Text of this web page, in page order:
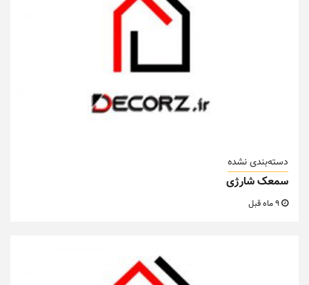
دسته‌بندی نشده
سمعک شارژی